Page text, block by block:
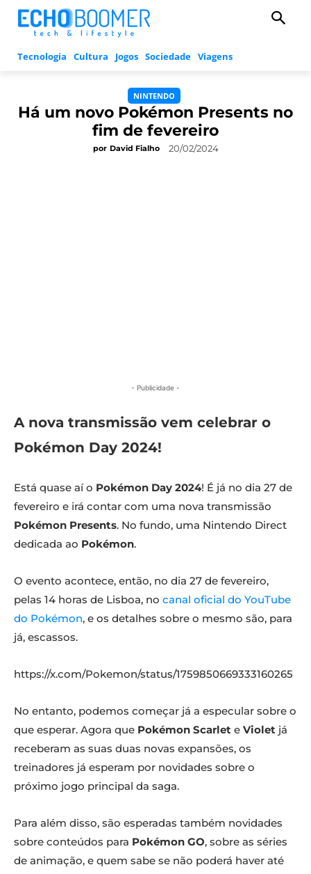
Tecnologia Cultura Jogos Sociedade Viagens
NINTENDO
Há um novo Pokémon Presents no
fim de fevereiro
por David Fialho 20/02/2024
- Publicidade -
A nova transmissão vem celebrar o
Pokémon Day 2024!
Está quase aí o Pokémon Day 2024! É já no dia 27 de
fevereiro e irá contar com uma nova transmissão
Pokémon Presents. No fundo, uma Nintendo Direct
dedicada ao Pokémon.
O evento acontece, então, no dia 27 de fevereiro,
pelas 14 horas de Lisboa, no canal oficial do YouTube
do Pokémon, e os detalhes sobre o mesmo são, para
já, escassos.
https://x.com/Pokemon/status/1759850669333160265
No entanto, podemos começar já a especular sobre o
que esperar. Agora que Pokémon Scarlet e Violet já
receberam as suas duas novas expansões, os
treinadores já esperam por novidades sobre o
próximo jogo principal da saga.
Para além disso, são esperadas também novidades
sobre conteúdos para Pokémon GO, sobre as séries
de animação, e quem sabe se não poderá haver até